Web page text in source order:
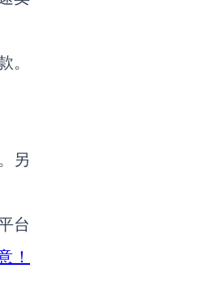
。
另
台
！